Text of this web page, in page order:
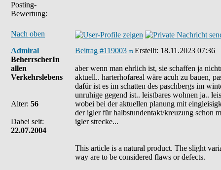
Posting-
Bewertung:
Nach oben
Admiral
BeherrscherIn
allen
Verkehrslebens
Alter: 56
Dabei seit:
22.07.2004
Beitrag #119003 Erstellt: 18.11.2023 07:36
aber wenn man ehrlich ist, sie schaffen ja
aktuell.. harterhofareal wäre acuh zu bauen,
dafür ist es im schatten des paschbergs im
unruhige gegend ist.. leistbares wohnen ja..
wobei bei der aktuellen planung mit
der igler für halbstundentakt/kreuzung schon
igler strecke...
This article is a natural product. The slight
way are to be considered flaws or defects.